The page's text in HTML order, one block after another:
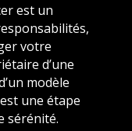
est un
votre
d’une
modèle
est une étape
sérénité.